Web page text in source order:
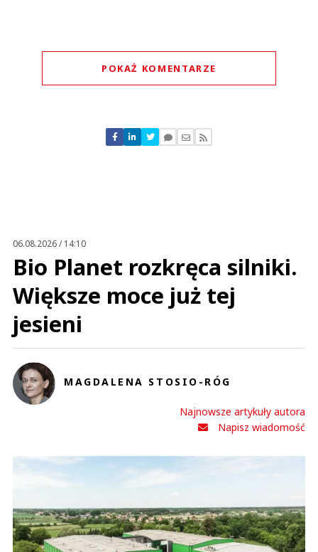
POKAŻ KOMENTARZE
Nie znaleziono komentarzy
Zostaw swoje komentarze
06.08.2026 / 14:10
Bio Planet rozkręca silniki.
Większe moce już tej
jesieni
MAGDALENA STOSIO-RÓG
Najnowsze artykuły autora
Napisz wiadomość